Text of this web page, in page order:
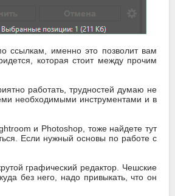
ссылкам, именно это позволит вам
которая стоит между прочим
работать, трудностей думаю не
необходимыми инструментами и в
и Photoshop, тоже найдете тут
Если нужный основы по работе с
графический редактор. Чешские
без него, надо привыкать, что он